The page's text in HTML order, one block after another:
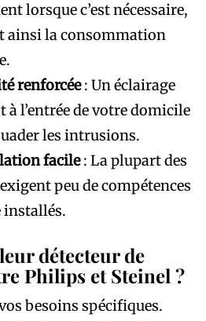
lorsque c’est nécessaire,
ainsi la consommation
renforcée: Un éclairage
à l’entrée de votre domicile
les intrusions.
facile: La plupart des
peu de compétences
installés.
détecteur de
Philips et Steinel ?
besoins spécifiques.